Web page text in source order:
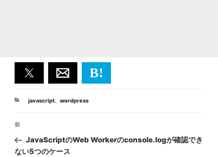
B!
カ
javascript、 wordpress
投
ナ
前
の
投
前
JavaScriptのWeb Workerのconsole.logが確認でき
ない5つのケース